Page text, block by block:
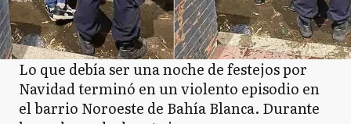
Lo que debía ser una noche de festejos por
Navidad terminó en un violento episodio en
el barrio Noroeste de Bahía Blanca. Durante